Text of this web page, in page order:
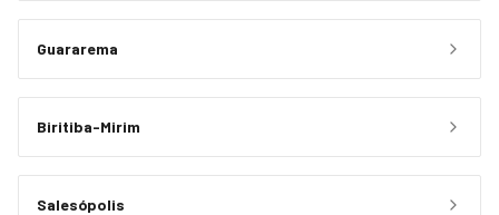
Guararema
Biritiba-Mirim
Salesópolis